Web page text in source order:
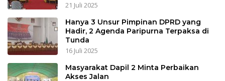
21 Juli 2025
Hanya 3 Unsur Pimpinan DPRD yang
Hadir, 2 Agenda Paripurna Terpaksa di
Tunda
16 Juli 2025
Masyarakat Dapil 2 Minta Perbaikan
Akses Jalan